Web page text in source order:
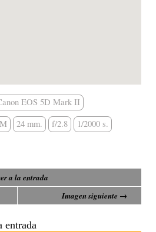
EOS 5D Mark II
24 mm. f/2.8
1/2000 s.
a la entrada
Imagen siguiente →
entrada